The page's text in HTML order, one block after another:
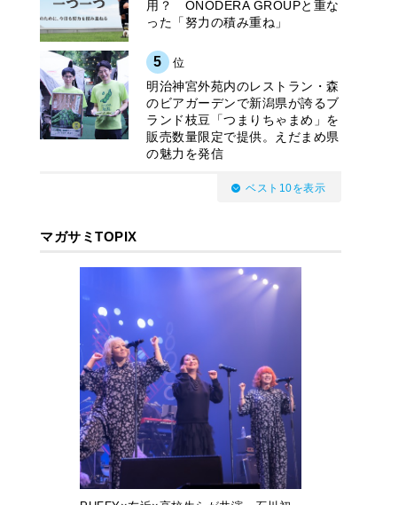
用？ ONODERA GROUPと重な
った「努力の積み重ね」
5 位
明治神宮外苑内のレストラン・森
のビアガーデンで新潟県が誇るブ
ランド枝豆「つまりちゃまめ」を
販売数量限定で提供。えだまめ県
の魅力を発信
ベスト10を表示
マガサミTOPIX